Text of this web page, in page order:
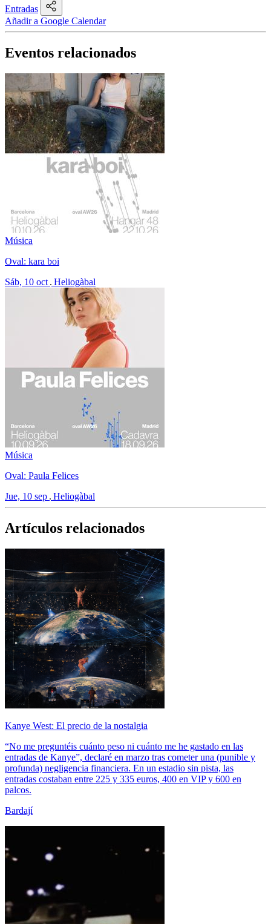
Entradas
Añadir a Google Calendar
Eventos relacionados
Música
Oval: kara boi
Sáb, 10 oct Heliogàbal
Música
Oval: Paula Felices
Jue, 10 sep Heliogàbal
Artículos relacionados
Kanye West: El precio de la nostalgia
“No me preguntéis cuánto peso ni cuánto me he gastado en las
entradas de Kanye”, declaré en marzo tras cometer una (punible y
profunda) negligencia financiera. En un estadio sin pista, las
entradas costaban entre 225 y 335 euros, 400 en VIP y 600 en
palcos.
Bardají